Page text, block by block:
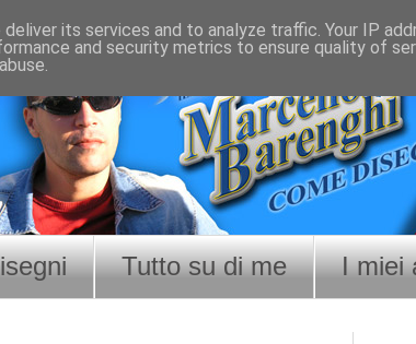
Tutto su di me I miei
its services and to analyze traffic. Your IP
and security metrics to ensure quality of